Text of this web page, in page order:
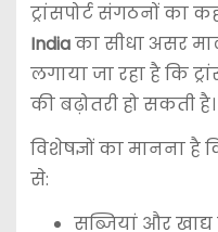
ट्रांसपोर्ट संगठनों का
Indiaका सीधा असर
लगाया जा रहा है कि
की बढ़ोतरी हो सकती है।
विशेषज्ञों का मानना है
से:
सब्जियां और